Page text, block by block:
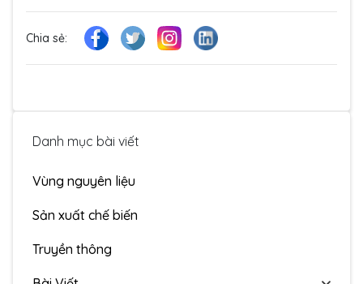
Chia sẻ:
Danh mục bài viết
Vùng nguyên liệu
Sản xuất chế biến
Truyền thông